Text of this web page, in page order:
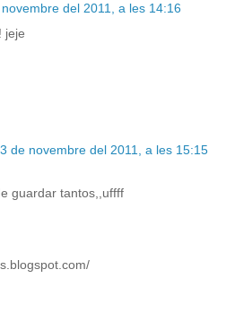
del 2011, a les 14:16
jeje
de novembre del 2011, a les 15:15
guardar tantos,,uffff